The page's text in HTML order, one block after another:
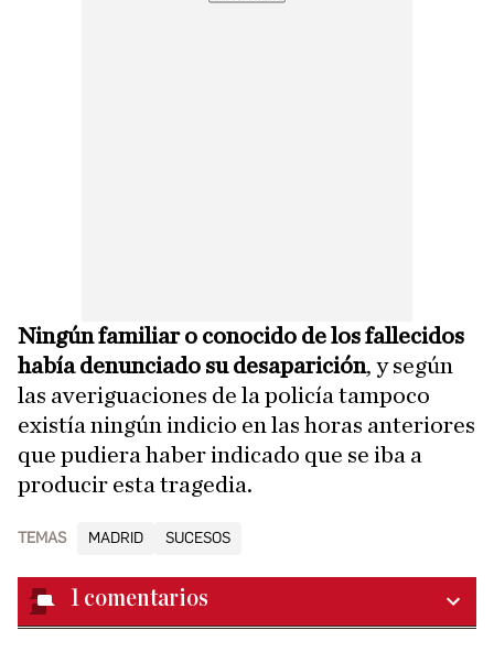
Ningún familiar o conocido de los fallecidos
había denunciado su desaparición, y según
las averiguaciones de la policía tampoco
existía ningún indicio en las horas anteriores
que pudiera haber indicado que se iba a
producir esta tragedia.
TEMAS MADRID SUCESOS
1 comentarios